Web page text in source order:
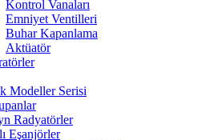
Kontrol Vanaları
Emniyet Ventilleri
Buhar Kapanlama
Aktüatör
Modeller Serisi
Radyatörler
Eşanjörler